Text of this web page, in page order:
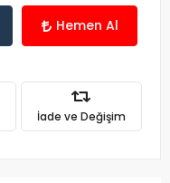
Hemen Al
İade ve Değişim